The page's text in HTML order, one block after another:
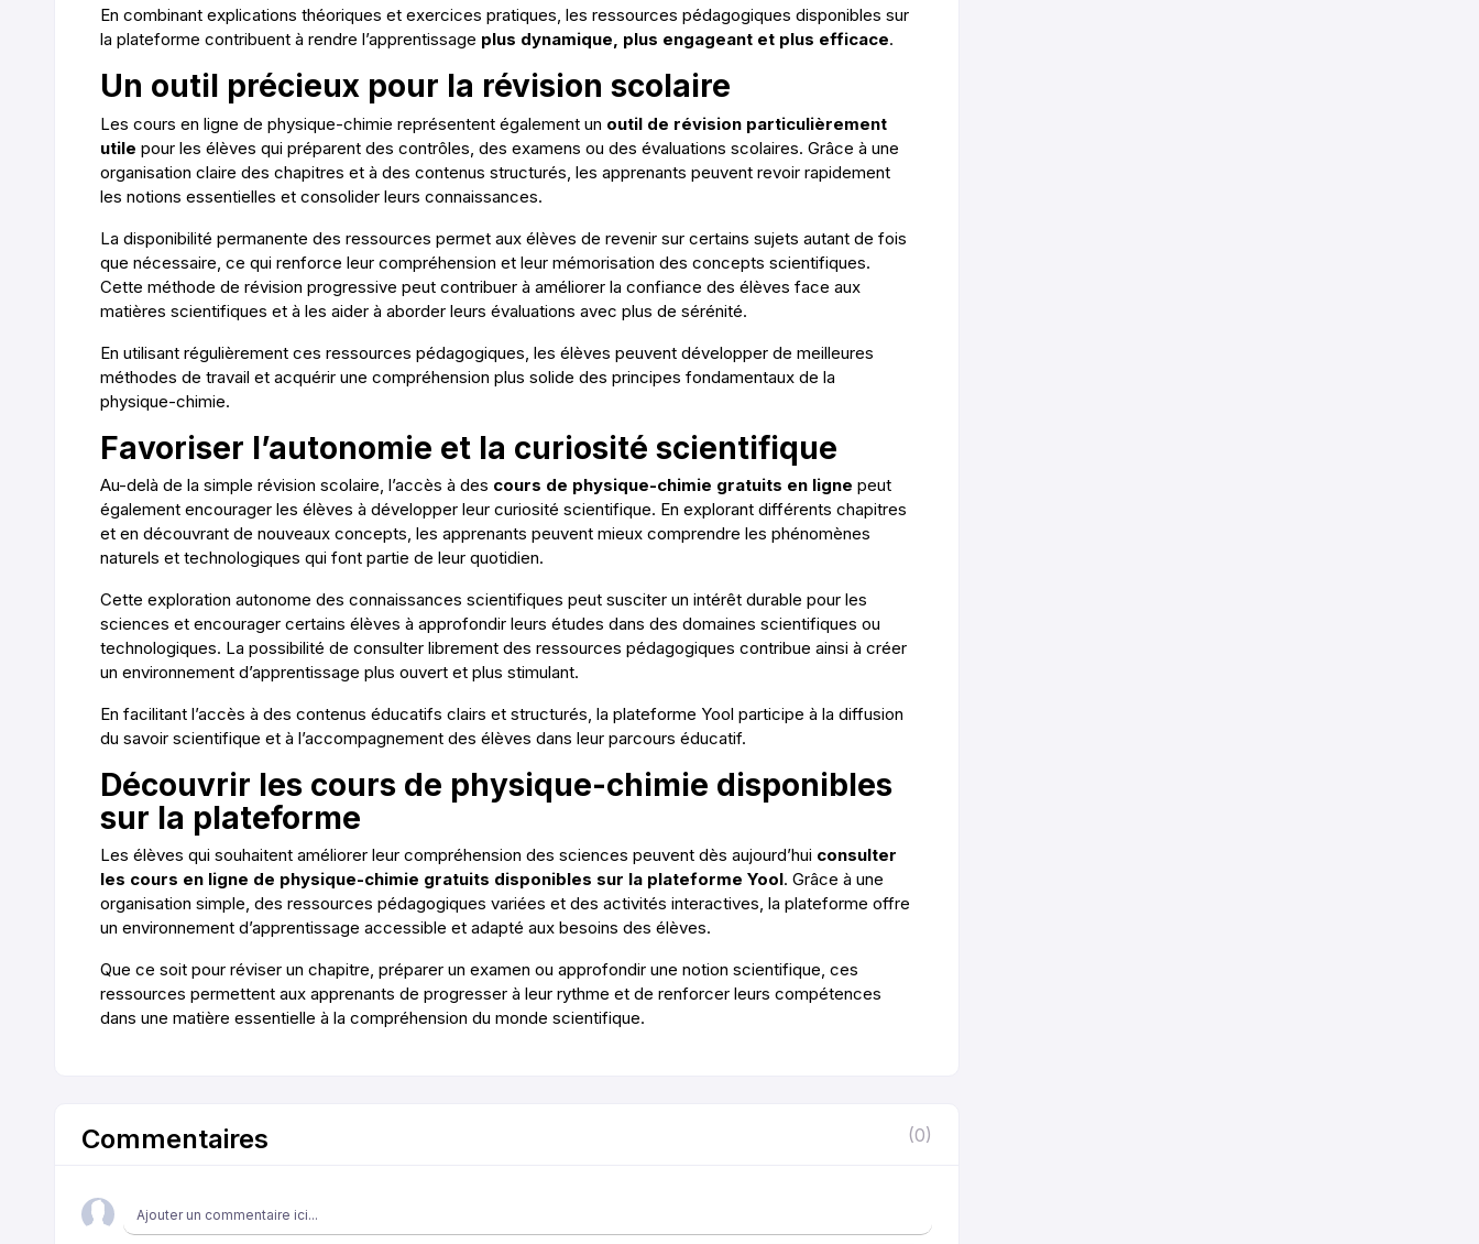
En combinant explications théoriques et exercices pratiques, les ressources pédagogiques disponibles sur
la plateforme contribuent à rendre l’apprentissage plus dynamique, plus engageant et plus efficace.
Un outil précieux pour la révision scolaire
Les cours en ligne de physique-chimie représentent également un outil de révision particulièrement
utile pour les élèves qui préparent des contrôles, des examens ou des évaluations scolaires. Grâce à une
organisation claire des chapitres et à des contenus structurés, les apprenants peuvent revoir rapidement
les notions essentielles et consolider leurs connaissances.
La disponibilité permanente des ressources permet aux élèves de revenir sur certains sujets autant de fois
que nécessaire, ce qui renforce leur compréhension et leur mémorisation des concepts scientifiques.
Cette méthode de révision progressive peut contribuer à améliorer la confiance des élèves face aux
matières scientifiques et à les aider à aborder leurs évaluations avec plus de sérénité.
En utilisant régulièrement ces ressources pédagogiques, les élèves peuvent développer de meilleures
méthodes de travail et acquérir une compréhension plus solide des principes fondamentaux de la
physique-chimie.
Favoriser l’autonomie et la curiosité scientifique
Au-delà de la simple révision scolaire, l’accès à des cours de physique-chimie gratuits en ligne peut
également encourager les élèves à développer leur curiosité scientifique. En explorant différents chapitres
et en découvrant de nouveaux concepts, les apprenants peuvent mieux comprendre les phénomènes
naturels et technologiques qui font partie de leur quotidien.
Cette exploration autonome des connaissances scientifiques peut susciter un intérêt durable pour les
sciences et encourager certains élèves à approfondir leurs études dans des domaines scientifiques ou
technologiques. La possibilité de consulter librement des ressources pédagogiques contribue ainsi à créer
un environnement d’apprentissage plus ouvert et plus stimulant.
En facilitant l’accès à des contenus éducatifs clairs et structurés, la plateforme Yool participe à la diffusion
du savoir scientifique et à l’accompagnement des élèves dans leur parcours éducatif.
Découvrir les cours de physique-chimie disponibles
sur la plateforme
Les élèves qui souhaitent améliorer leur compréhension des sciences peuvent dès aujourd’hui consulter
les cours en ligne de physique-chimie gratuits disponibles sur la plateforme Yool. Grâce à une
organisation simple, des ressources pédagogiques variées et des activités interactives, la plateforme offre
un environnement d’apprentissage accessible et adapté aux besoins des élèves.
Que ce soit pour réviser un chapitre, préparer un examen ou approfondir une notion scientifique, ces
ressources permettent aux apprenants de progresser à leur rythme et de renforcer leurs compétences
dans une matière essentielle à la compréhension du monde scientifique.
Commentaires (0)